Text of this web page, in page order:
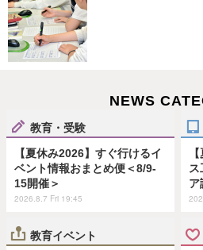
NEWS
教育・受験
【夏休み2026】すぐ行けるイ
ベント情報おまとめ便＜8/9-
15開催＞
2026.8.7 Fri 19:45
ア
教育イベント